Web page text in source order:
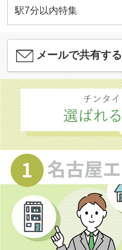
駅7分以内特集
メールで共有する